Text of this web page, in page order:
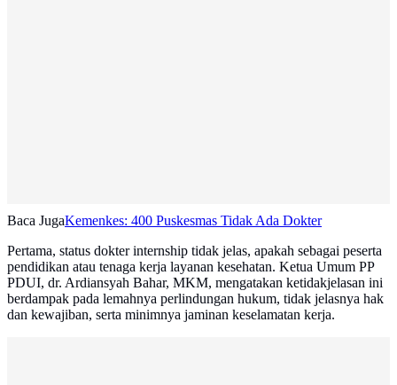
Baca JugaKemenkes: 400 Puskesmas Tidak Ada Dokter
Pertama, status dokter internship tidak jelas, apakah sebagai peserta
pendidikan atau tenaga kerja layanan kesehatan. Ketua Umum PP
PDUI, dr. Ardiansyah Bahar, MKM, mengatakan ketidakjelasan ini
berdampak pada lemahnya perlindungan hukum, tidak jelasnya hak
dan kewajiban, serta minimnya jaminan keselamatan kerja.